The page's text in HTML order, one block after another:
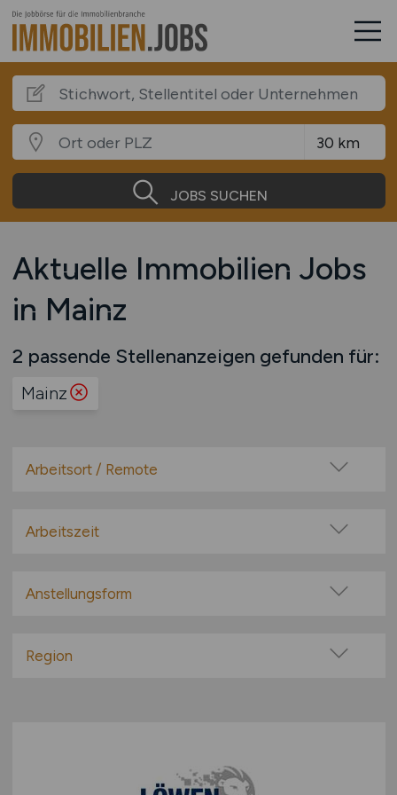
JOBS SUCHEN
Aktuelle Immobilien Jobs
in Mainz
2 passende Stellenanzeigen gefunden für:
Mainz
Arbeitsort / Remote
Home-Office möglich / Hybrid
Remote aus dem Ausland möglich
Arbeitszeit
Teilzeit
Anstellungsform
befristete Anstellung
geringfügige Beschäftigung / Minijob
Region